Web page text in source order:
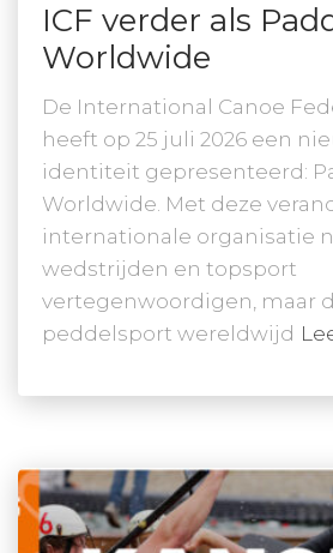
ICF verder als
Worldwide
De International Canoe
heeft op 25 juli 2026 een
identiteit gepresenteerd:
Worldwide. Met deze
internationale organisatie
wedstrijden en topsport
vertegenwoordigen, maar
peddelsport wereldwijd